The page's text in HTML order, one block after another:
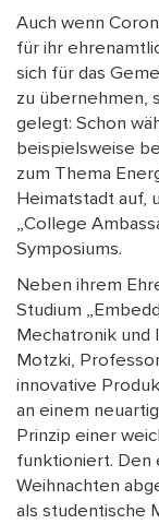
Auch wenn
für ihr
sich für das
zu übernehmen,
gelegt: Schon
beispielsweise
zum Thema
Heimatstadt auf,
„College
Symposiums.
Neben ihrem
Studium
Mechatronik und
Motzki,
innovative
an einem
Prinzip einer
funktioniert. Den
Weihnachten
als studentische